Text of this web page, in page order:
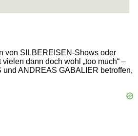
von SILBEREISEN-Shows oder
dann doch wohl „too much“ –
ANDREAS GABALIER betroffen,